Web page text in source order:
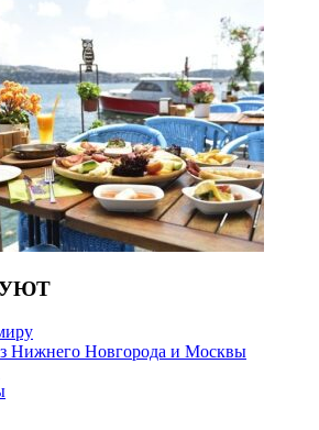
Нижнего Новгорода и Москвы